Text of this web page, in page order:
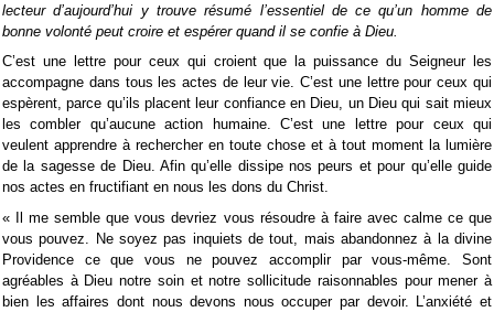
lecteur d’aujourd’hui y trouve résumé l’essentiel de ce qu’un homme de
bonne volonté peut croire et espérer quand il se confie à Dieu.
C’est une lettre pour ceux qui croient que la puissance du Seigneur les
accompagne dans tous les actes de leur vie. C’est une lettre pour ceux qui
espèrent, parce qu’ils placent leur confiance en Dieu, un Dieu qui sait mieux
les combler qu’aucune action humaine. C’est une lettre pour ceux qui
veulent apprendre à rechercher en toute chose et à tout moment la lumière
de la sagesse de Dieu. Afin qu’elle dissipe nos peurs et pour qu’elle guide
nos actes en fructifiant en nous les dons du Christ.
« Il me semble que vous devriez vous résoudre à faire avec calme ce que
vous pouvez. Ne soyez pas inquiets de tout, mais abandonnez à la divine
Providence ce que vous ne pouvez accomplir par vous-même. Sont
agréables à Dieu notre soin et notre sollicitude raisonnables pour mener à
bien les affaires dont nous devons nous occuper par devoir. L’anxiété et